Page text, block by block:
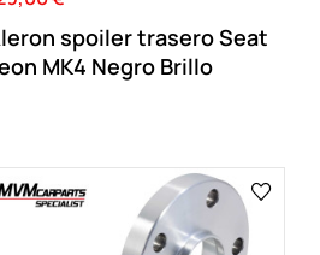
spoiler trasero Seat
MK4 Negro Brillo